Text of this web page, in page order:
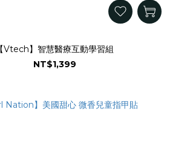
【Vtech】智慧醫療互動學習組
NT$1,399